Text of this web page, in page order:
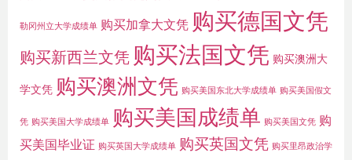
勒冈州立大学成绩单 购买加拿大文凭 购买德国文凭
购买新西兰文凭 购买法国文凭 购买澳洲大
学文凭 购买澳洲文凭 购买美国东北大学成绩单 购买美国假文
凭 购买美国大学成绩单 购买美国成绩单 购买美国文凭 购
买美国毕业证 购买英国大学成绩单 购买英国文凭 购买里昂政治学